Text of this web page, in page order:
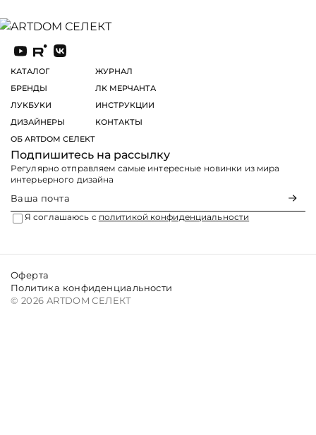
КАТАЛОГ
БРЕНДЫ
ЛУКБУКИ
ДИЗАЙНЕРЫ
ОБ ARTDOM СЕЛЕКТ
ЖУРНАЛ
ЛК МЕРЧАНТА
ИНСТРУКЦИИ
КОНТАКТЫ
Подпишитесь на рассылку
Регулярно отправляем самые интересные новинки из мира
интерьерного дизайна
Я соглашаюсь с политикой конфиденциальности
© 2026 ARTDOM СЕЛЕКТ
Оферта
Политика конфиденциальности